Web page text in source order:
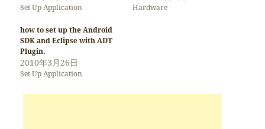
Set Up Application Hardware
how to set up the Android
SDK and Eclipse with ADT
Plugin.
2010年3月26日
Set Up Application